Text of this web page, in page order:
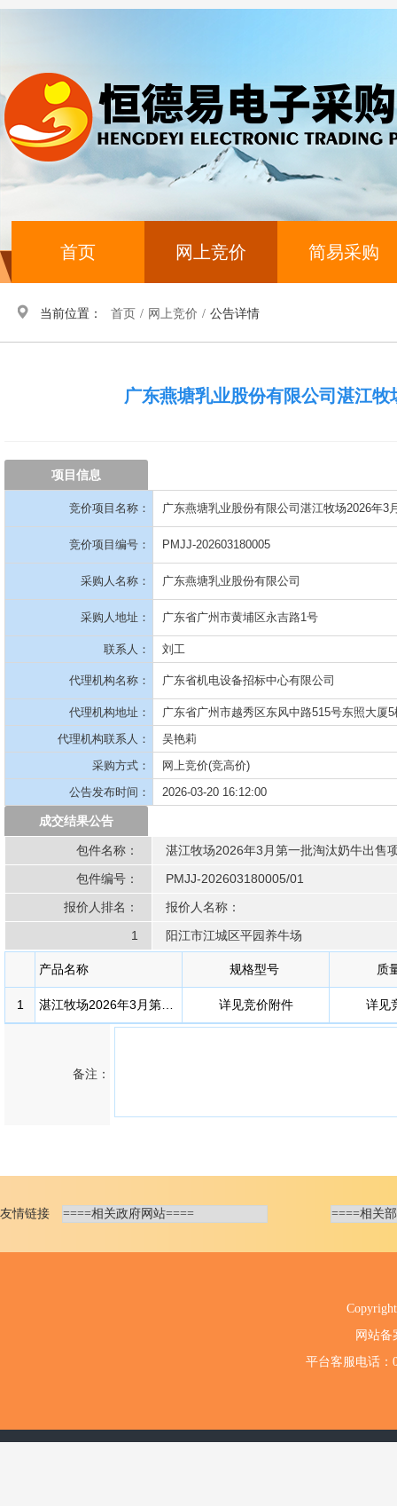
首页 网上竞价 简易采购
当前位置： 首页 / 网上竞价 / 公告详情
友情链接
网站
平台客服电话：